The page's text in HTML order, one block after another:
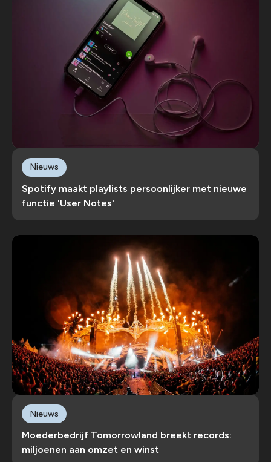
Spotify maakt playlists persoonlijker met nieuwe
functie 'User Notes'
Nieuws
Moederbedrijf Tomorrowland breekt records:
miljoenen aan omzet en winst
Nieuws